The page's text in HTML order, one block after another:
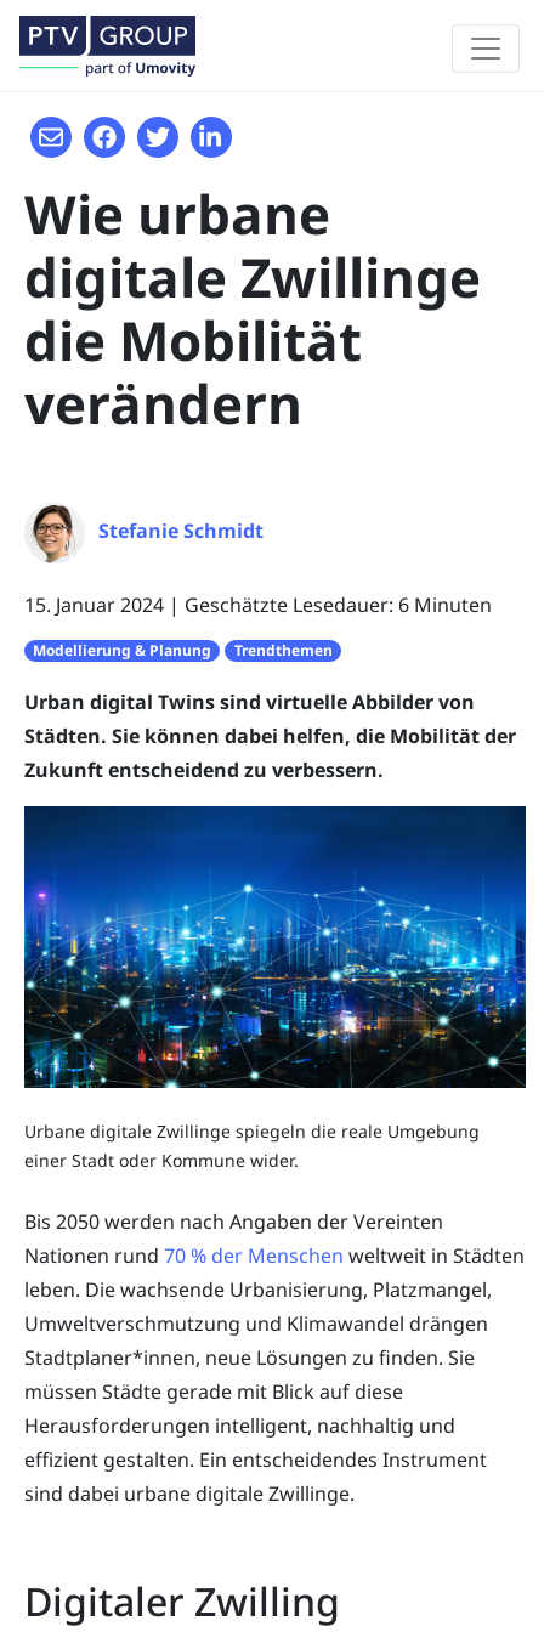
Wie urbane
digitale Zwillinge
die Mobilität
verändern
Stefanie Schmidt
15. Januar 2024 | Geschätzte Lesedauer: 6 Minuten
Modellierung & Planung Trendthemen
Urban digital Twins sind virtuelle Abbilder von
Städten. Sie können dabei helfen, die Mobilität der
Zukunft entscheidend zu verbessern.
Urbane digitale Zwillinge spiegeln die reale Umgebung
einer Stadt oder Kommune wider.
Bis 2050 werden nach Angaben der Vereinten
Nationen rund 70 % der Menschen weltweit in Städten
leben. Die wachsende Urbanisierung, Platzmangel,
Umweltverschmutzung und Klimawandel drängen
Stadtplaner*innen, neue Lösungen zu finden. Sie
müssen Städte gerade mit Blick auf diese
Herausforderungen intelligent, nachhaltig und
effizient gestalten. Ein entscheidendes Instrument
sind dabei urbane digitale Zwillinge.
Digitaler Zwilling